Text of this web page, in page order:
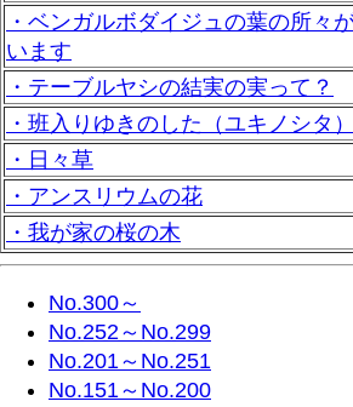
・ベンガルボダイジュの葉の所々
います
・テーブルヤシの結実の実って？
・班入りゆきのした（ユキノシタ）
・日々草
・アンスリウムの花
・我が家の桜の木
No.300～
No.252～No.299
No.201～No.251
No.151～No.200